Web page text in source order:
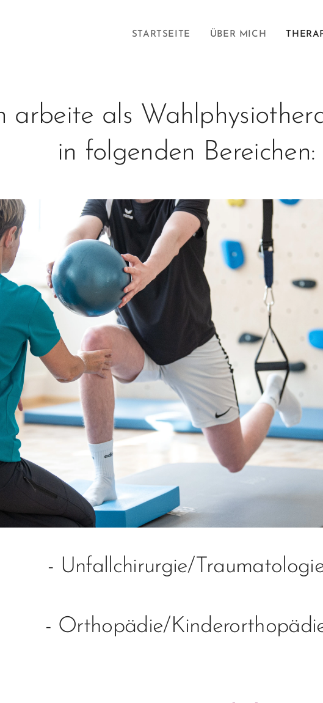
STARTSEITE ÜBER MICH
arbeite als
in folgenden Bereichen:
- Unfallchirurgie/
- Orthopädie/